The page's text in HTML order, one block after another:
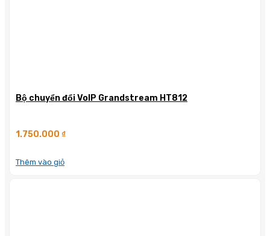
Bộ chuyển đổi VoIP Grandstream HT812
1.750.000 ₫
Thêm vào giỏ